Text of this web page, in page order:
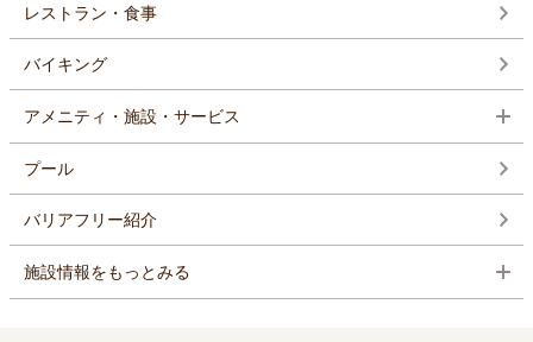
レストラン・食事
バイキング
アメニティ・施設・サービス
プール
バリアフリー紹介
施設情報をもっとみる